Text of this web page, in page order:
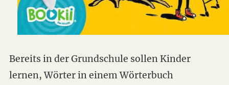
Bereits in der Grundschule sollen Kinder
lernen, Wörter in einem Wörterbuch